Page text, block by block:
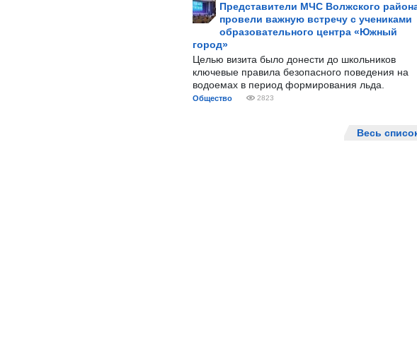
Представители МЧС Волжского
провели важную встречу с учениками
образовательного центра «Южный
город»
Целью визита было донести до школьников
ключевые правила безопасного поведения на
водоемах в период формирования льда.
Общество 2823
Весь